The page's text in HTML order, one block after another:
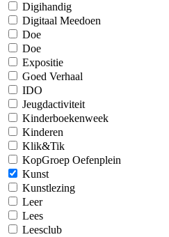
Digihandig
Digitaal Meedoen
Doe
Doe
Expositie
Goed Verhaal
IDO
Jeugdactiviteit
Kinderboekenweek
Kinderen
Klik&Tik
KopGroep Oefenplein
Kunst
Kunstlezing
Leer
Lees
Leesclub